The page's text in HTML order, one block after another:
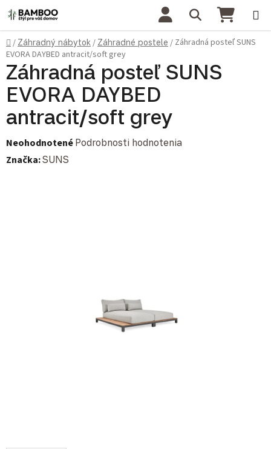
Prejsť na obsah Hľadať
Domov
/ Záhradný nábytok / Záhradné postele / Záhradná posteľ SUNS
EVORA DAYBED antracit/soft grey
Záhradná posteľ SUNS
EVORA DAYBED
antracit/soft grey
Priemerné hodnotenie produktu je 0,0 z 5 hviezdičiek.
Neohodnotené Podrobnosti hodnotenia
Značka:SUNS